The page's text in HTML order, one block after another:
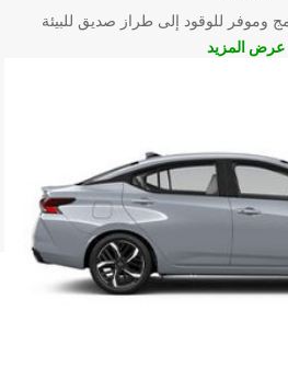
وموفر للوقود إلى طراز صديق للبيئة
عرض المزيد